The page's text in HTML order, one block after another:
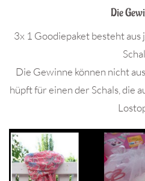
Die
3x 1 Goodiepaket besteht aus
Die Gewinne können nicht
hüpft für einen der Schals, die